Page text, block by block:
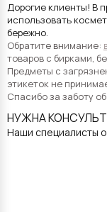
Дорогие клиенты! В
использовать
бережно.
Обратите внимание:
товаров с бирками,
Предметы с
этикеток не
Спасибо за заботу
НУЖНА
Наши специалисты